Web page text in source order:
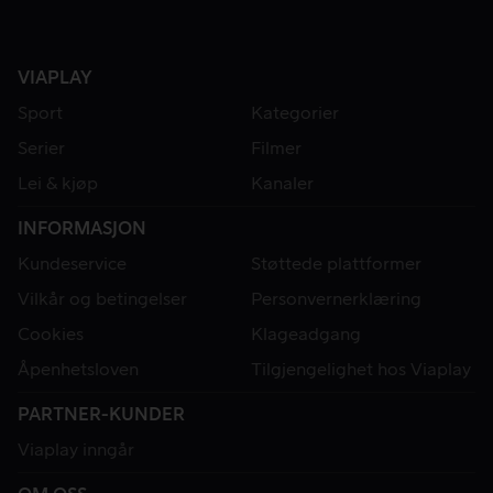
VIAPLAY
Sport
Kategorier
Serier
Filmer
Lei & kjøp
Kanaler
INFORMASJON
Kundeservice
Støttede plattformer
Vilkår og betingelser
Personvernerklæring
Cookies
Klageadgang
Åpenhetsloven
Tilgjengelighet hos Viaplay
PARTNER-KUNDER
Viaplay inngår